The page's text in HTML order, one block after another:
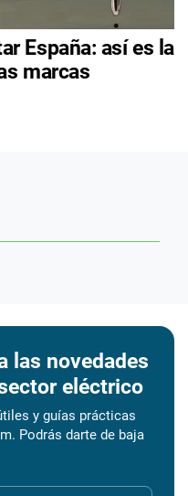
España: así es la
marcas
las novedades
eléctrico
y guías prácticas
Podrás darte de baja